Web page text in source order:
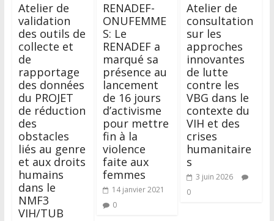
Atelier de
validation
des outils de
collecte et
de
rapportage
des données
du PROJET
de réduction
des
obstacles
liés au genre
et aux droits
humains
dans le
NMF3
VIH/TUB
RENADEF-
ONUFEMME
S: Le
RENADEF a
marqué sa
présence au
lancement
de 16 jours
d’activisme
pour mettre
fin à la
violence
faite aux
femmes
14 janvier 2021
0
Atelier de
consultation
sur les
approches
innovantes
de lutte
contre les
VBG dans le
contexte du
VIH et des
crises
humanitaire
s
3 juin 2026
0